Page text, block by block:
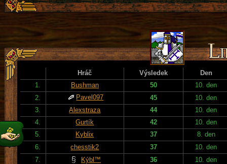
Hráč Výsledek
Den
1.
Bushman 50
10. den
2.
Pavel097 45
10. den
3.
Alexstraza 44
10. den
4.
Gurtík 42
10. den
5.
Kyblix 37
8. den
6.
chesstik2 37
10. den
7.
Kýbl™ 36
10. den